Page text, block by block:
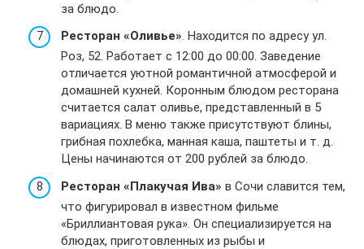
за блюдо.
Ресторан «Оливье». Находится по адресу ул.
Роз, 52. Работает с 12:00 до 00:00. Заведение
отличается уютной романтичной атмосферой и
домашней кухней. Коронным блюдом ресторана
считается салат оливье, представленный в 5
вариациях. В меню также присутствуют блины,
грибная похлебка, манная каша, паштеты и т. д.
Цены начинаются от 200 рублей за блюдо.
Ресторан «Плакучая Ива» в Сочи славится тем,
что фигурировал в известном фильме
«Бриллиантовая рука». Он специализируется на
блюдах, приготовленных из рыбы и